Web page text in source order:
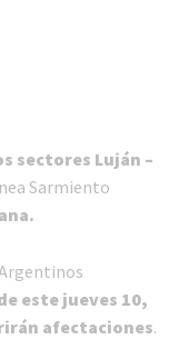
sectores Luján –
Sarmiento
este jueves 10,
afectaciones.